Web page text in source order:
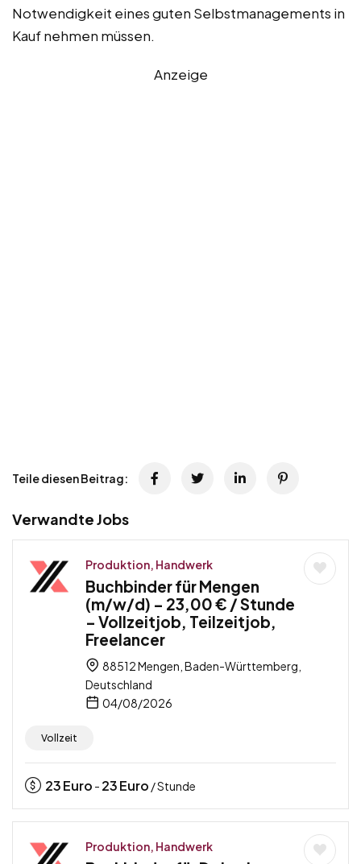
Notwendigkeit eines guten Selbstmanagements in
Kauf nehmen müssen.
Anzeige
Teile diesen Beitrag:
Verwandte Jobs
Produktion, Handwerk
Buchbinder für Mengen
(m/w/d) – 23,00 € / Stunde
– Vollzeitjob, Teilzeitjob,
Freelancer
88512 Mengen, Baden-Württemberg,
Deutschland
04/08/2026
Vollzeit
23Euro - 23Euro / Stunde
Produktion, Handwerk